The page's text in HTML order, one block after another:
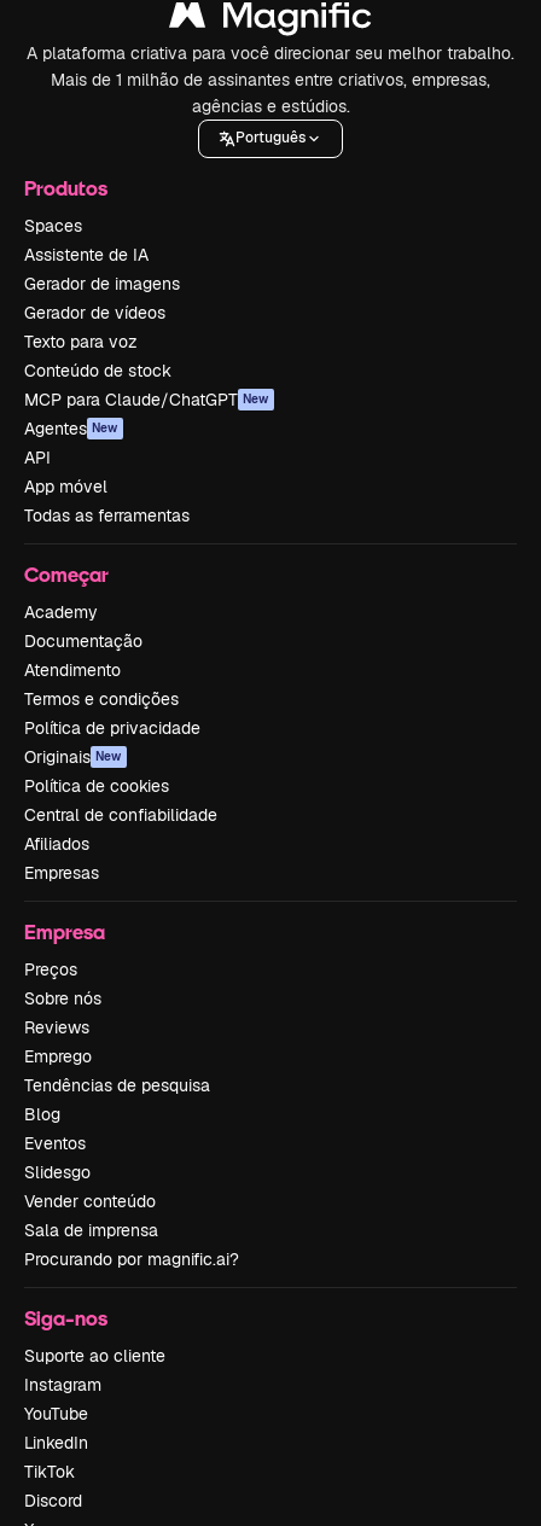
A plataforma criativa para você direcionar seu melhor trabalho.
Mais de 1 milhão de assinantes entre criativos, empresas,
agências e estúdios.
Português
Produtos
Spaces
Assistente de IA
Gerador de imagens
Gerador de vídeos
Texto para voz
Conteúdo de stock
MCP para Claude/ChatGPT New
Agentes New
API
App móvel
Todas as ferramentas
Começar
Academy
Documentação
Atendimento
Termos e condições
Política de privacidade
Originais New
Política de cookies
Central de confiabilidade
Afiliados
Empresas
Empresa
Preços
Sobre nós
Reviews
Emprego
Tendências de pesquisa
Blog
Eventos
Slidesgo
Vender conteúdo
Sala de imprensa
Procurando por magnific.ai?
Siga-nos
Suporte ao cliente
Instagram
YouTube
LinkedIn
TikTok
Discord